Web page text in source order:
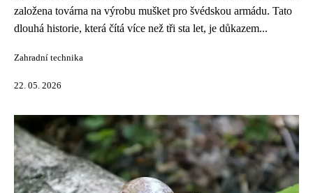
založena továrna na výrobu mušket pro švédskou armádu. Tato
dlouhá historie, která čítá více než tři sta let, je důkazem...
Zahradní technika
22. 05. 2026